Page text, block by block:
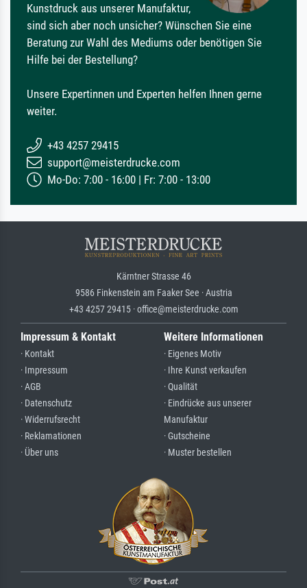
Kunstdruck aus unserer Manufaktur,
sind sich aber noch unsicher? Wünschen Sie eine
Beratung zur Wahl des Mediums oder benötigen Sie
Hilfe bei der Bestellung?
Unsere Expertinnen und Experten helfen Ihnen gerne
weiter.
+43 4257 29415
support@meisterdrucke.com
Mo-Do: 7:00 - 16:00 | Fr: 7:00 - 13:00
Kärntner Strasse 46
9586 Finkenstein am Faaker See · Austria
+43 4257 29415 · office@meisterdrucke.com
Impressum & Kontakt
· Kontakt
· Impressum
· AGB
· Datenschutz
· Widerrufsrecht
· Reklamationen
· Über uns
Weitere Informationen
· Eigenes Motiv
· Ihre Kunst verkaufen
· Qualität
· Eindrücke aus unserer
Manufaktur
· Gutscheine
· Muster bestellen